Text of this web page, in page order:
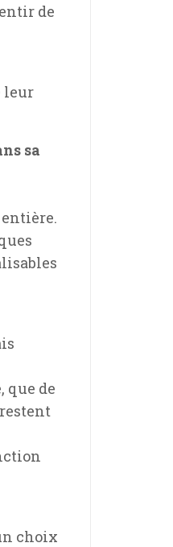
de
leur
sa
que de
choix